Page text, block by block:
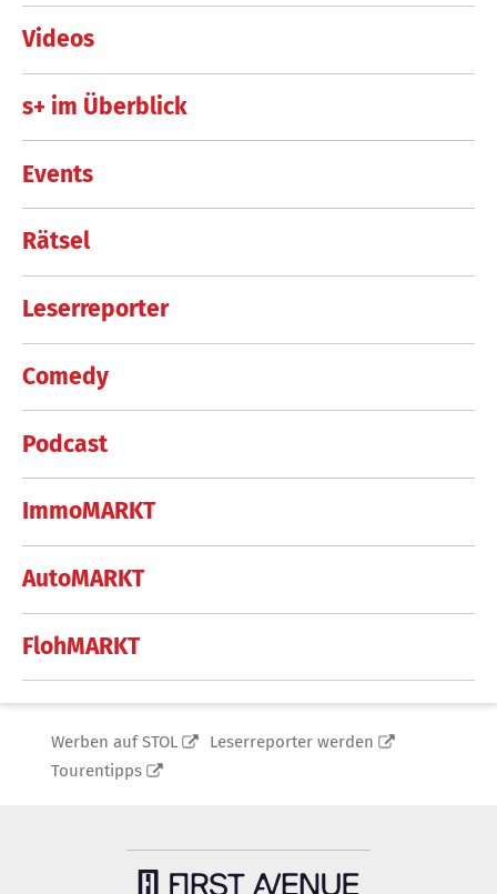
Videos
s+ im Überblick
Events
Rätsel
Leserreporter
Comedy
Podcast
ImmoMARKT
AutoMARKT
FlohMARKT
Werben auf STOL
Leserreporter werden
Tourentipps